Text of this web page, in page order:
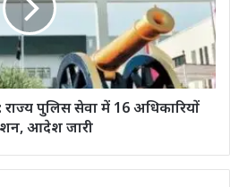
पुलिस सेवा में 16 अधिकारियों
आदेश जारी